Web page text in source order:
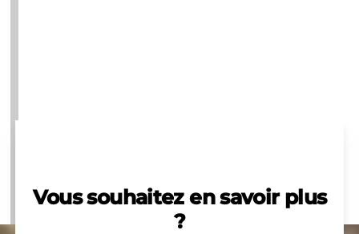
Vous souhaitez en savoir plus
?